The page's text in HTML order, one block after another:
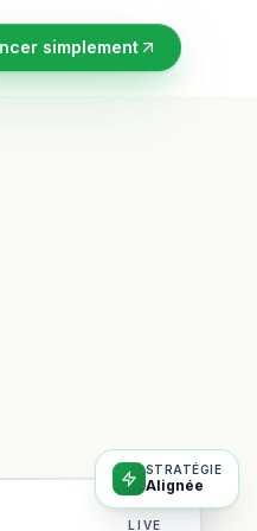
simplement
LIVE
STRATÉGIE
Alignée